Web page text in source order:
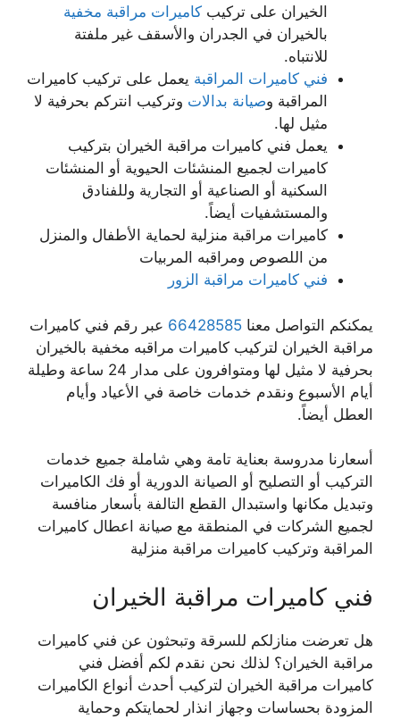
الخيران على تركيب كاميرات مراقبة مخفية
بالخيران في الجدران والأسقف غير ملفتة
للانتباه.
فني كاميرات المراقبة يعمل على تركيب كاميرات
المراقبة وصيانة بدالات وتركيب انتركم بحرفية لا
مثيل لها.
يعمل فني كاميرات مراقبة الخيران بتركيب
كاميرات لجميع المنشئات الحيوية أو المنشئات
السكنية أو الصناعية أو التجارية وللفنادق
والمستشفيات أيضاً.
كاميرات مراقبة منزلية لحماية الأطفال والمنزل
من اللصوص ومراقبه المربيات
فني كاميرات مراقبة الزور
يمكنكم التواصل معنا 66428585 عبر رقم فني كاميرات
مراقبة الخيران لتركيب كاميرات مراقبه مخفية بالخيران
بحرفية لا مثيل لها ومتوافرون على مدار 24 ساعة وطيلة
أيام الأسبوع ونقدم خدمات خاصة في الأعياد وأيام
العطل أيضاً.
أسعارنا مدروسة بعناية تامة وهي شاملة جميع خدمات
التركيب أو التصليح أو الصيانة الدورية أو فك الكاميرات
وتبديل مكانها واستبدال القطع التالفة بأسعار منافسة
لجميع الشركات في المنطقة مع صيانة اعطال كاميرات
المراقبة وتركيب كاميرات مراقبة منزلية
فني كاميرات مراقبة الخيران
هل تعرضت منازلكم للسرقة وتبحثون عن فني كاميرات
مراقبة الخيران؟ لذلك نحن نقدم لكم أفضل فني
كاميرات مراقبة الخيران لتركيب أحدث أنواع الكاميرات
المزودة بحساسات وجهاز انذار لحمايتكم وحماية